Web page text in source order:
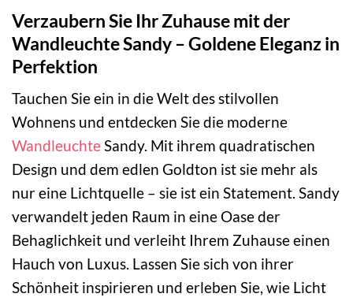
Verzaubern Sie Ihr Zuhause mit der
Wandleuchte Sandy – Goldene Eleganz in
Perfektion
Tauchen Sie ein in die Welt des stilvollen
Wohnens und entdecken Sie die moderne
WandleuchteSandy. Mit ihrem quadratischen
Design und dem edlen Goldton ist sie mehr als
nur eine Lichtquelle – sie ist ein Statement. Sandy
verwandelt jeden Raum in eine Oase der
Behaglichkeit und verleiht Ihrem Zuhause einen
Hauch von Luxus. Lassen Sie sich von ihrer
Schönheit inspirieren und erleben Sie, wie Licht